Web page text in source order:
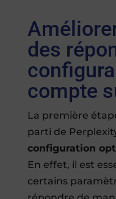
des
compte
La première
parti de
configuration
En effet, il est
certains